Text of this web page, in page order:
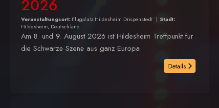
2026
Veranstaltungsort: Flugplatz Hildesheim Drispenstedt | Stadt:
Hildesheim, Deutschland
Am 8. und 9. August 2026 ist Hildesheim Treffpunkt für
die Schwarze Szene aus ganz Europa
Details